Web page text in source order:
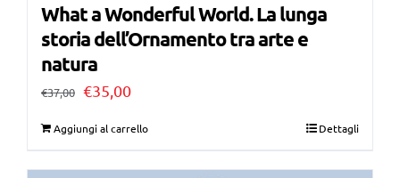
What a Wonderful World. La lunga
storia dell’Ornamento tra arte e
natura
€37,00 Il
€35,00Il
Aggiungi al carrello Dettagli